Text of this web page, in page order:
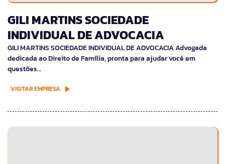
GILI MARTINS SOCIEDADE
INDIVIDUAL DE ADVOCACIA
GILI MARTINS SOCIEDADE INDIVIDUAL DE ADVOCACIA Advogada
dedicada ao Direito de Família, pronta para ajudar você em
questões…
VISITAR EMPRESA